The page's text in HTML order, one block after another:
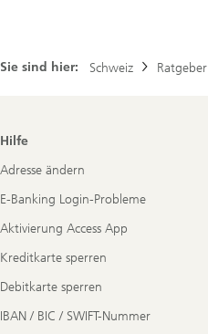
Sie sind hier: Schweiz Ratgeber
Footer
Hilfe
Adresse ändern
E-Banking Login-Probleme
Aktivierung Access App
Kreditkarte sperren
Debitkarte sperren
IBAN / BIC / SWIFT-Nummer